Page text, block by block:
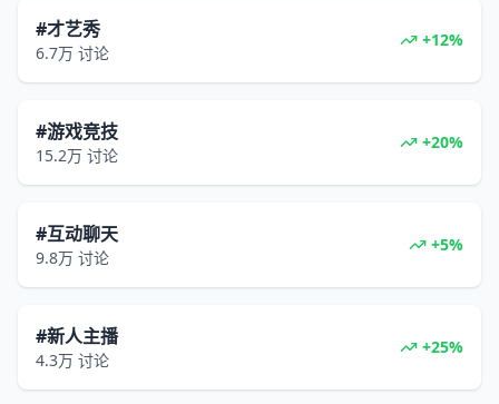
#才艺秀
6.7万 讨论
+12%
#游戏竞技
15.2万 讨论
+20%
#互动聊天
9.8万 讨论
+5%
#新人主播
4.3万 讨论
+25%